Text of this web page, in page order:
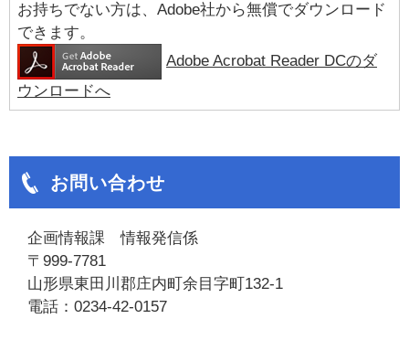
お持ちでない方は、Adobe社から無償でダウンロード
できます。
Adobe Acrobat Reader DCのダ
ウンロードへ
お問い合わせ
企画情報課 情報発信係
〒999-7781
山形県東田川郡庄内町余目字町132-1
電話：0234-42-0157